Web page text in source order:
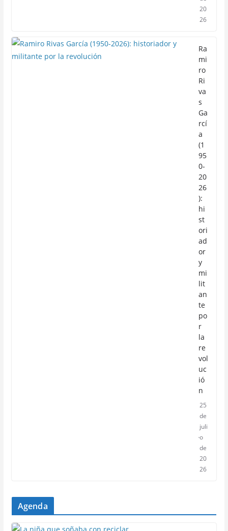
20
26
Ra
mi
ro
Ri
va
s
Ga
rcí
a
(1
95
0-
20
26
):
hi
st
ori
ad
or
y
mi
lit
an
te
po
r
la
re
vol
uc
ió
n
25
de
juli
o
de
20
26
Agenda